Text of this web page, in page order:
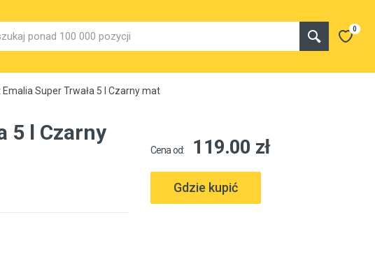
0
Super Trwała 5 l Czarny mat
5 l Czarny
Cena od: 119.00 zł
Gdzie kupić